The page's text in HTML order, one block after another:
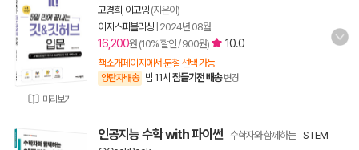
미리보기
고경희 이고잉 (지은이)
이지스퍼블리싱 2024년 08월
16,200원 (10% 할인 / 900원) 10.0
책소개페이지에서 분철 선택 가능
양탄자배송 밤 11시 잠들기전 배송 변경
인공지능 수학 with 파이썬- 수학자와 함께하는-STEM